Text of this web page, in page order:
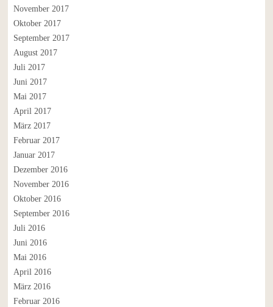
November 2017
Oktober 2017
September 2017
August 2017
Juli 2017
Juni 2017
Mai 2017
April 2017
März 2017
Februar 2017
Januar 2017
Dezember 2016
November 2016
Oktober 2016
September 2016
Juli 2016
Juni 2016
Mai 2016
April 2016
März 2016
Februar 2016